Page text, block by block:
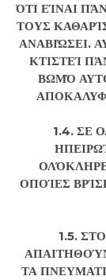
ΌΤΙ ΕΊΝΑΙ
ΤΟΥΣ
ΑΝΑΒΙΏΣΕΙ.
ΚΤΙΣΤΕΊ
ΒΩΜΌ
1.4. ΣΕ
ΟΠΟΊΕΣ
1.5.
ΤΑ